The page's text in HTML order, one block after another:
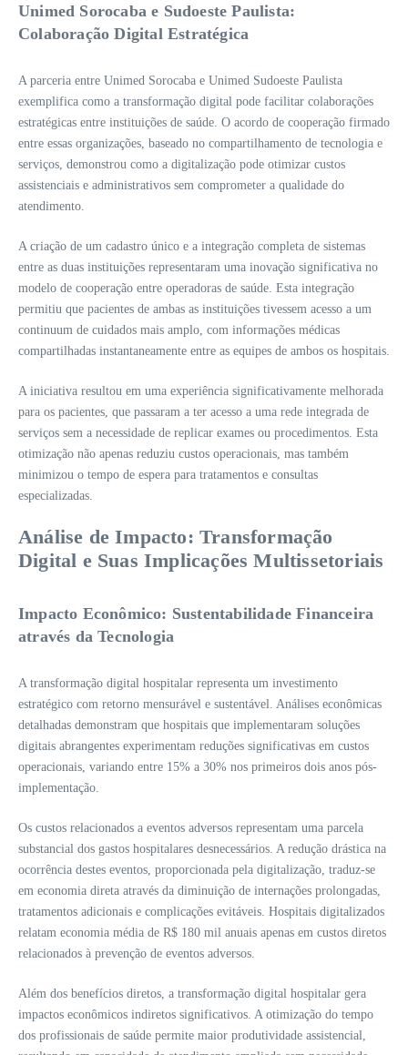
Unimed Sorocaba e Sudoeste Paulista:
Colaboração Digital Estratégica
A parceria entre Unimed Sorocaba e Unimed Sudoeste Paulista
exemplifica como a transformação digital pode facilitar colaborações
estratégicas entre instituições de saúde. O acordo de cooperação firmado
entre essas organizações, baseado no compartilhamento de tecnologia e
serviços, demonstrou como a digitalização pode otimizar custos
assistenciais e administrativos sem comprometer a qualidade do
atendimento.
A criação de um cadastro único e a integração completa de sistemas
entre as duas instituições representaram uma inovação significativa no
modelo de cooperação entre operadoras de saúde. Esta integração
permitiu que pacientes de ambas as instituições tivessem acesso a um
continuum de cuidados mais amplo, com informações médicas
compartilhadas instantaneamente entre as equipes de ambos os hospitais.
A iniciativa resultou em uma experiência significativamente melhorada
para os pacientes, que passaram a ter acesso a uma rede integrada de
serviços sem a necessidade de replicar exames ou procedimentos. Esta
otimização não apenas reduziu custos operacionais, mas também
minimizou o tempo de espera para tratamentos e consultas
especializadas.
Análise de Impacto: Transformação
Digital e Suas Implicações Multissetoriais
Impacto Econômico: Sustentabilidade Financeira
através da Tecnologia
A transformação digital hospitalar representa um investimento
estratégico com retorno mensurável e sustentável. Análises econômicas
detalhadas demonstram que hospitais que implementaram soluções
digitais abrangentes experimentam reduções significativas em custos
operacionais, variando entre 15% a 30% nos primeiros dois anos pós-
implementação.
Os custos relacionados a eventos adversos representam uma parcela
substancial dos gastos hospitalares desnecessários. A redução drástica na
ocorrência destes eventos, proporcionada pela digitalização, traduz-se
em economia direta através da diminuição de internações prolongadas,
tratamentos adicionais e complicações evitáveis. Hospitais digitalizados
relatam economia média de R$ 180 mil anuais apenas em custos diretos
relacionados à prevenção de eventos adversos.
Além dos benefícios diretos, a transformação digital hospitalar gera
impactos econômicos indiretos significativos. A otimização do tempo
dos profissionais de saúde permite maior produtividade assistencial,